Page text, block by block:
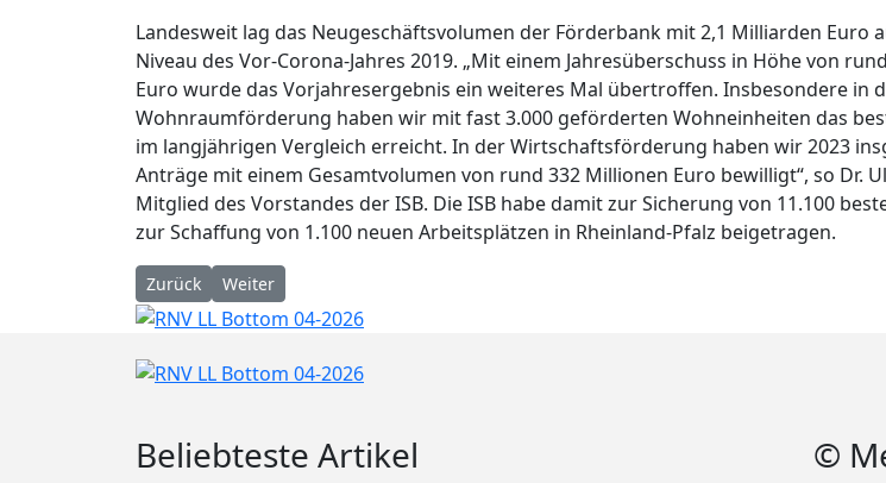
Landesweit lag das Neugeschäftsvolumen der Förderbank mit 2,1 Milliarden Euro
Niveau des Vor-Corona-Jahres 2019. „Mit einem Jahresüberschuss in Höhe von
Euro wurde das Vorjahresergebnis ein weiteres Mal übertroffen. Insbesondere in
Wohnraumförderung haben wir mit fast 3.000 geförderten Wohneinheiten das
im langjährigen Vergleich erreicht. In der Wirtschaftsförderung haben wir 2023
Anträge mit einem Gesamtvolumen von rund 332 Millionen Euro bewilligt“, so Dr.
Mitglied des Vorstandes der ISB. Die ISB habe damit zur Sicherung von 11.100
zur Schaffung von 1.100 neuen Arbeitsplätzen in Rheinland-Pfalz beigetragen.
Vorheriger Beitrag: Landau/Südliche Weinstraße: Hassposting mit Gewaltaufruf gegen
Zurück Nächster Beitrag: „Schneewittchen – das Musical“ in der Jugendstil-Festhalle
Weiter
Beliebteste Artikel ©